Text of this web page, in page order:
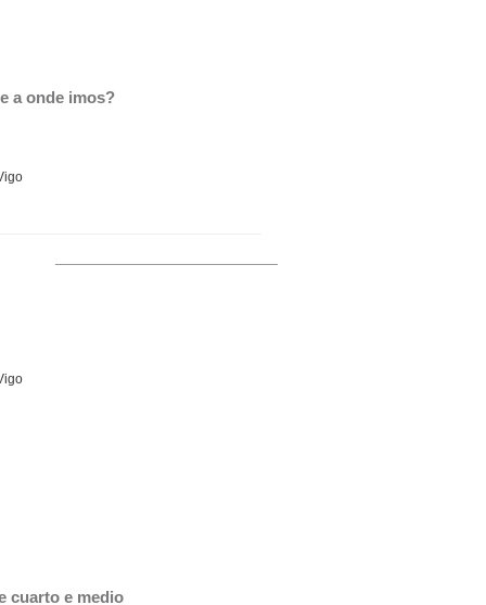
a onde imos?
cuarto e medio